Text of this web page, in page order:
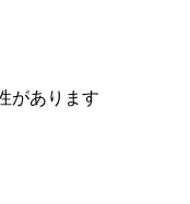
があります